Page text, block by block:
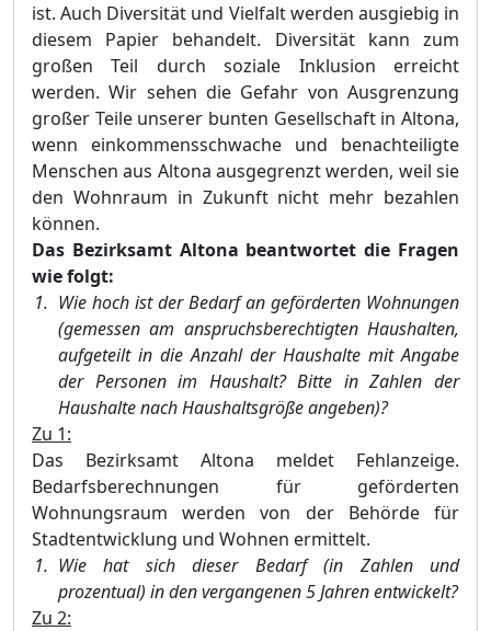
ist. Auch Diversität und Vielfalt werden ausgiebig in
diesem Papier behandelt. Diversität kann zum
großen Teil durch soziale Inklusion erreicht
werden. Wir sehen die Gefahr von Ausgrenzung
großer Teile unserer bunten Gesellschaft in Altona,
wenn einkommensschwache und benachteiligte
Menschen aus Altona ausgegrenzt werden, weil sie
den Wohnraum in Zukunft nicht mehr bezahlen
können.
Das Bezirksamt Altona beantwortet die Fragen
wie folgt:
Wie hoch ist der Bedarf an geförderten Wohnungen
(gemessen am anspruchsberechtigten Haushalten,
aufgeteilt in die Anzahl der Haushalte mit Angabe
der Personen im Haushalt? Bitte in Zahlen der
Haushalte nach Haushaltsgröße angeben)?
Zu 1:
Das Bezirksamt Altona meldet Fehlanzeige.
Bedarfsberechnungen für geförderten
Wohnungsraum werden von der Behörde für
Stadtentwicklung und Wohnen ermittelt.
Wie hat sich dieser Bedarf (in Zahlen und
prozentual) in den vergangenen 5 Jahren entwickelt?
Zu 2: